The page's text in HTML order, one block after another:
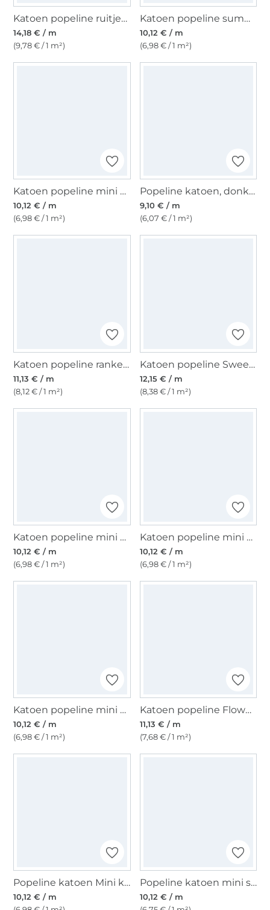
Katoen popeline ruitjes, roze
14,18 € / m
(9,78 € / 1 m²)
Katoen popeline summer patchwork, vanille
10,12 € / m
(6,98 € / 1 m²)
Katoen popeline mini stripes, rosé
10,12 € / m
(6,98 € / 1 m²)
Popeline katoen, donker mintgroen
9,10 € / m
(6,07 € / 1 m²)
Katoen popeline ranken, dennengroen
11,13 € / m
(8,12 € / 1 m²)
Katoen popeline Sweet Blossom, gebroken wit
12,15 € / m
(8,38 € / 1 m²)
Katoen popeline mini spots, gebroken wit
10,12 € / m
(6,98 € / 1 m²)
Katoen popeline mini spots, rosé
10,12 € / m
(6,98 € / 1 m²)
Katoen popeline mini stripes, lichtblauw
10,12 € / m
(6,98 € / 1 m²)
Katoen popeline Flower Tendrils, blauw
11,13 € / m
(7,68 € / 1 m²)
Popeline katoen Mini kers, gebroken wit
10,12 € / m
Popeline katoen mini spot, licht duivenblauw
10,12 € / m